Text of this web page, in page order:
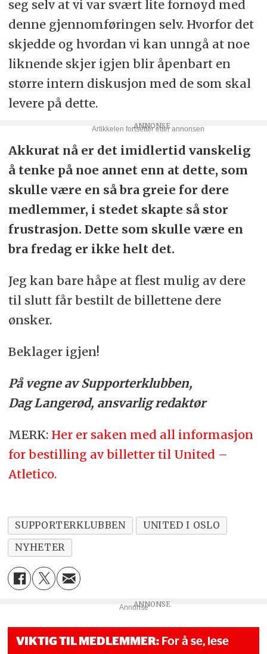
seg selv at vi var svært lite fornøyd med
denne gjennomføringen selv. Hvorfor det
skjedde og hvordan vi kan unngå at noe
liknende skjer igjen blir åpenbart en
større intern diskusjon med de som skal
levere på dette.
Akkurat nå er det imidlertid vanskelig
å tenke på noe annet enn at dette, som
skulle være en så bra greie for dere
medlemmer, i stedet skapte så stor
frustrasjon. Dette som skulle være en
bra fredag er ikke helt det.
Jeg kan bare håpe at flest mulig av dere
til slutt får bestilt de billettene dere
ønsker.
Beklager igjen!
På vegne av Supporterklubben,
Dag Langerød, ansvarlig redaktør
MERK: Her er saken med all informasjon
for bestilling av billetter til United –
Atletico.
SUPPORTERKLUBBEN
UNITED I OSLO
NYHETER
Annonse
VIKTIG TIL MEDLEMMER: For å se, lese